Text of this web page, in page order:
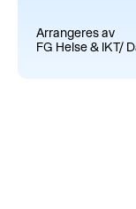
Arrangeres av
FG Helse & IKT/